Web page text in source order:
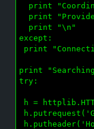
print
print
  print "\n"
except:
print
print
try:
h =